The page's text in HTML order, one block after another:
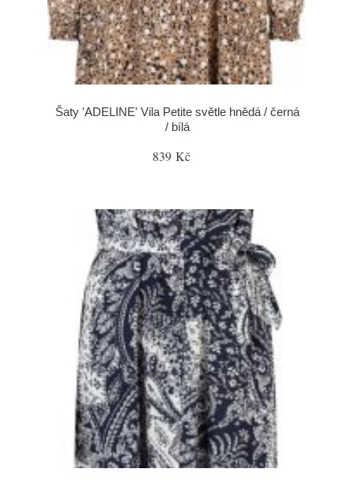
Šaty 'ADELINE' Vila Petite světle hnědá / černá
/ bílá
839 Kč